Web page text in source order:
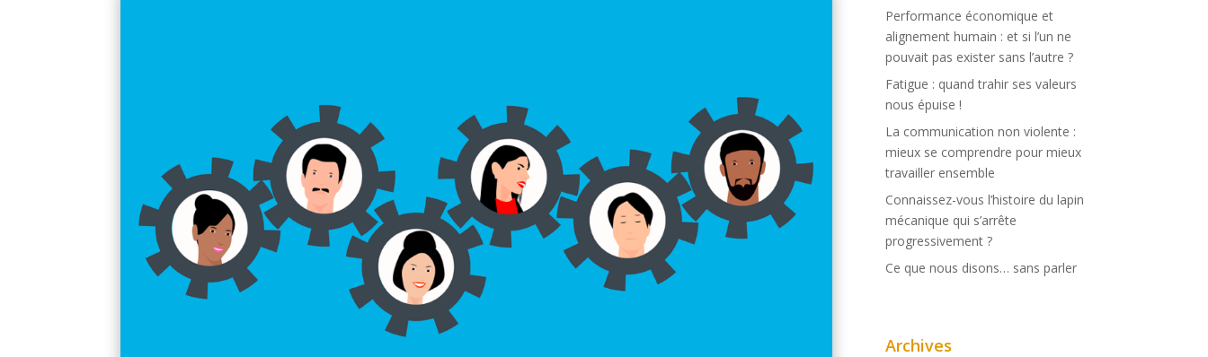
Performance économique et
alignement humain : et si l’un ne
pouvait pas exister sans l’autre ?
Fatigue : quand trahir ses valeurs
nous épuise !
La communication non violente :
mieux se comprendre pour mieux
travailler ensemble
Connaissez-vous l’histoire du lapin
mécanique qui s’arrête
progressivement ?
Ce que nous disons… sans parler
Archives